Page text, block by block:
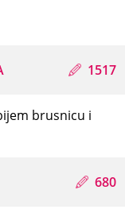
1517
brusnicu i
680